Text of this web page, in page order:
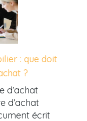
: que doit
?
d’achat
d’achat
écrit